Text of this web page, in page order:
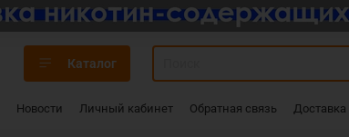
Каталог
Новости Личный кабинет Обратная связь Доставка